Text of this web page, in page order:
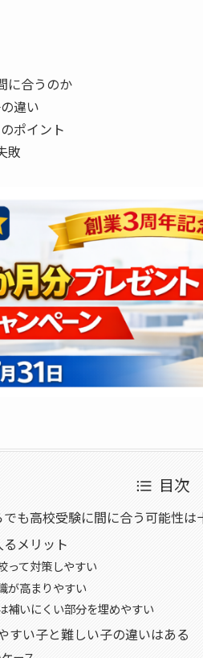
に合うのか
違い
ポイント
敗
目次
も高校受験に間に合う可能性は
メリット
って対策しやすい
が高まりやすい
補いにくい部分を埋めやすい
すい子と難しい子の違いはある